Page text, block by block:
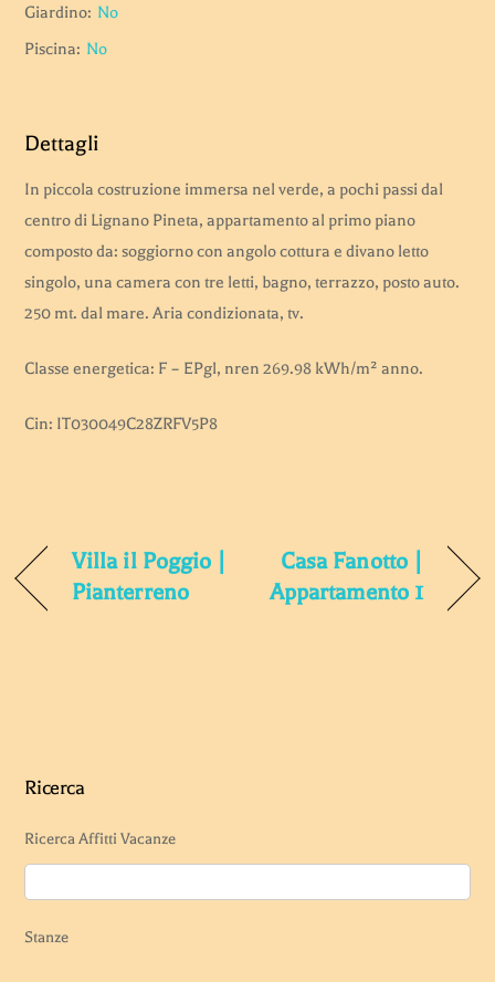
Giardino: No
Piscina: No
Dettagli
In piccola costruzione immersa nel verde, a pochi passi dal
centro di Lignano Pineta, appartamento al primo piano
composto da: soggiorno con angolo cottura e divano letto
singolo, una camera con tre letti, bagno, terrazzo, posto auto.
250 mt. dal mare. Aria condizionata, tv.
Classe energetica: F – EPgl, nren 269.98 kWh/m² anno.
Cin: IT030049C28ZRFV5P8
Villa il Poggio |
Pianterreno
Casa Fanotto |
Appartamento 1
Ricerca
Ricerca Affitti Vacanze
Stanze